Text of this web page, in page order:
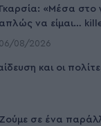
Γκαρσία: «Μέσα στο
απλώς να είμαι…
06/08/2026
και οι
Ζούμε σε ένα